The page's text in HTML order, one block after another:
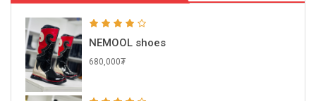
NEMOOL shoes
680,000₮